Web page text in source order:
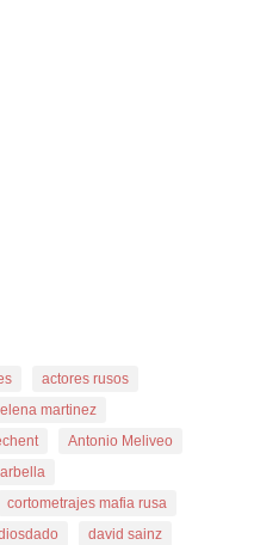
actores rusos
martinez
Antonio Meliveo
cortometrajes mafia rusa
david sainz